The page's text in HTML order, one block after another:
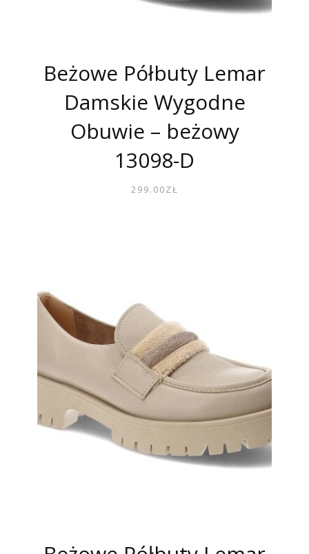
Beżowe Półbuty Lemar
Damskie Wygodne
Obuwie – beżowy
13098-D
299.00ZŁ